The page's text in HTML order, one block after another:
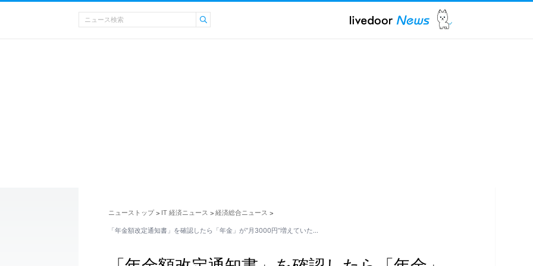
ニューストップ > IT 経済ニュース > 経済総合ニュース >
「年金額改定通知書」を確認したら「年金」が“月3000円”増えていた…